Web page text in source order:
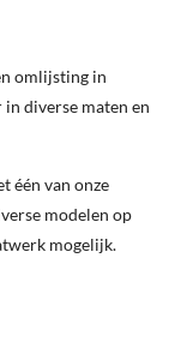
omlijsting in
diverse maten en
één van onze
modelen op
mogelijk.